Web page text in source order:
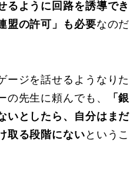
るように回路を誘導でき
盟の許可」も必要なのだ
ージを話せるようなりた
の先生に頼んでも、
「銀
いとしたら、自分はまだ
取る段階にない というこ